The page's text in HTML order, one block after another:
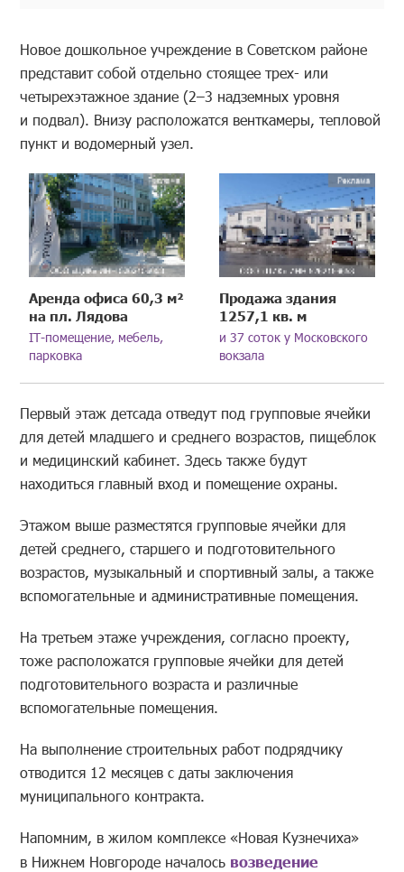
Новое дошкольное учреждение в Советском районе
представит собой отдельно стоящее трех- или
четырехэтажное здание (2–3 надземных уровня
и подвал). Внизу расположатся венткамеры, тепловой
пункт и водомерный узел.
Аренда офиса 60,3 м²
на пл. Лядова
IT-помещение, мебель,
парковка
Продажа здания
1257,1 кв. м
и 37 соток у Московского
вокзала
Первый этаж детсада отведут под групповые ячейки
для детей младшего и среднего возрастов, пищеблок
и медицинский кабинет. Здесь также будут
находиться главный вход и помещение охраны.
Этажом выше разместятся групповые ячейки для
детей среднего, старшего и подготовительного
возрастов, музыкальный и спортивный залы, а также
вспомогательные и административные помещения.
На третьем этаже учреждения, согласно проекту,
тоже расположатся групповые ячейки для детей
подготовительного возраста и различные
вспомогательные помещения.
На выполнение строительных работ подрядчику
отводится 12 месяцев с даты заключения
муниципального контракта.
Напомним, в жилом комплексе «Новая Кузнечиха»
в Нижнем Новгороде началось возведение